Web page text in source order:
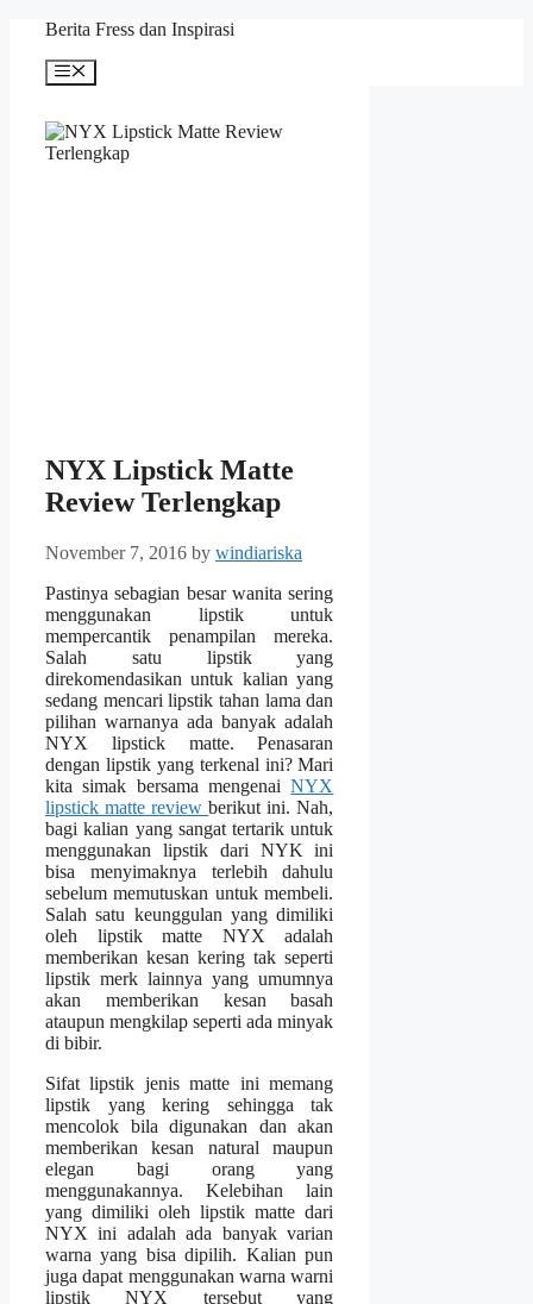
content
Berita Fress dan Inspirasi
Menu
NYX Lipstick Matte
Review Terlengkap
November 7, 2016 by windiariska
Pastinya sebagian besar wanita sering
menggunakan lipstik untuk
mempercantik penampilan mereka.
Salah satu lipstik yang
direkomendasikan untuk kalian yang
sedang mencari lipstik tahan lama dan
pilihan warnanya ada banyak adalah
NYX lipstick matte. Penasaran
dengan lipstik yang terkenal ini? Mari
kita simak bersama mengenaiNYX
lipstick matte reviewberikut ini. Nah,
bagi kalian yang sangat tertarik untuk
menggunakan lipstik dari NYK ini
bisa menyimaknya terlebih dahulu
sebelum memutuskan untuk membeli.
Salah satu keunggulan yang dimiliki
oleh lipstik matte NYX adalah
memberikan kesan kering tak seperti
lipstik merk lainnya yang umumnya
akan memberikan kesan basah
ataupun mengkilap seperti ada minyak
di bibir.
Sifat lipstik jenis matte ini memang
lipstik yang kering sehingga tak
mencolok bila digunakan dan akan
memberikan kesan natural maupun
elegan bagi orang yang
menggunakannya. Kelebihan lain
yang dimiliki oleh lipstik matte dari
NYX ini adalah ada banyak varian
warna yang bisa dipilih. Kalian pun
juga dapat menggunakan warna warni
lipstik NYX tersebut yang